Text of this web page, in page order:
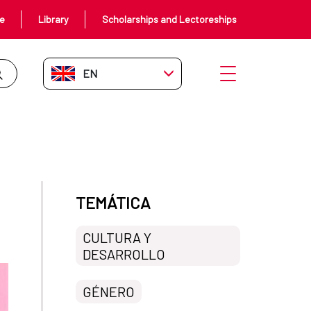
Library Scholarships and Lectoreships
EN-GB Open menu
TEMÁTICA
CULTURA Y
DESARROLLO
GÉNERO